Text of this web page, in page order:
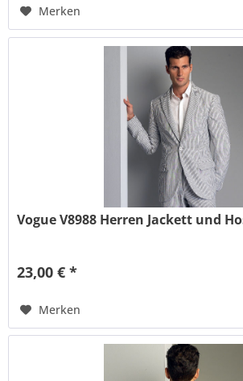
Merken
Vogue V8988 Herren Jackett und
23,00 € *
Merken